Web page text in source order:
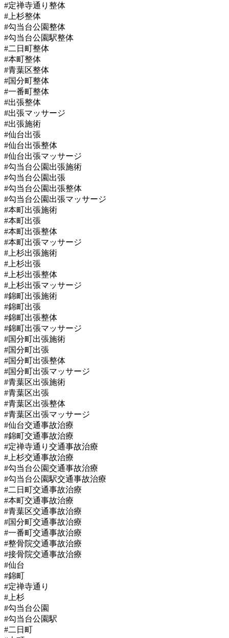
#定禅寺通り整体
#上杉整体
#勾当台公園整体
#勾当台公園駅整体
#二日町整体
#本町整体
#青葉区整体
#国分町整体
#一番町整体
#出張整体
#出張マッサージ
#出張施術
#仙台出張
#仙台出張整体
#仙台出張マッサージ
#勾当台公園出張施術
#勾当台公園出張
#勾当台公園出張整体
#勾当台公園出張マッサージ
#本町出張施術
#本町出張
#本町出張整体
#本町出張マッサージ
#上杉出張施術
#上杉出張
#上杉出張整体
#上杉出張マッサージ
#錦町出張施術
#錦町出張
#錦町出張整体
#錦町出張マッサージ
#国分町出張施術
#国分町出張
#国分町出張整体
#国分町出張マッサージ
#青葉区出張施術
#青葉区出張
#青葉区出張整体
#青葉区出張マッサージ
#仙台交通事故治療
#錦町交通事故治療
#定禅寺通り交通事故治療
#上杉交通事故治療
#勾当台公園交通事故治療
#勾当台公園駅交通事故治療
#二日町交通事故治療
#本町交通事故治療
#青葉区交通事故治療
#国分町交通事故治療
#一番町交通事故治療
#整骨院交通事故治療
#接骨院交通事故治療
#仙台
#錦町
#定禅寺通り
#上杉
#勾当台公園
#勾当台公園駅
#二日町